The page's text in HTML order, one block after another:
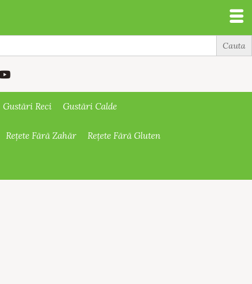
Gustări Reci Gustări Calde
Rețete Fără Zahăr Rețete Fără Gluten